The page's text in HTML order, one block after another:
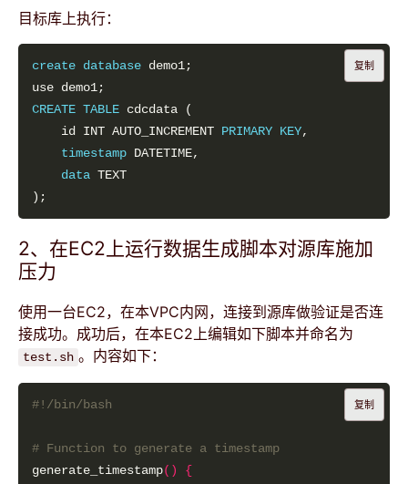
目标库上执行：
create database
CREATE TABLE
    id INT AUTO_INCREMENT
PRIMARY KEY
timestamp
data
复制
2、在EC2上运行数据生成脚本对源库施加
压力
使用一台EC2，在本VPC内网，连接到源库做验证是否连
接成功。成功后，在本EC2上编辑如下脚本并命名为
test.sh 。内容如下：
# Function to generate a timestamp
generate_timestamp()
{
复制